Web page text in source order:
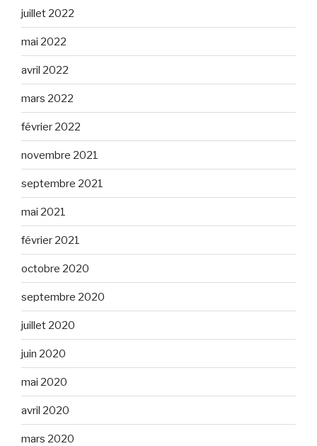
juillet 2022
mai 2022
avril 2022
mars 2022
février 2022
novembre 2021
septembre 2021
mai 2021
février 2021
octobre 2020
septembre 2020
juillet 2020
juin 2020
mai 2020
avril 2020
mars 2020